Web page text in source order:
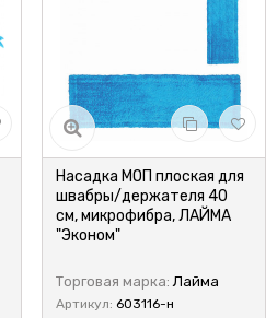
Насадка МОП плоская для
швабры/держателя 40
см, микрофибра, ЛАЙМА
"Эконом"
Торговая марка: Лайма
Артикул: 603116-н